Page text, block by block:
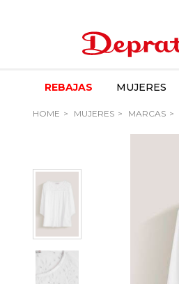
REBAJAS MUJERES
HOME MUJERES MARCAS